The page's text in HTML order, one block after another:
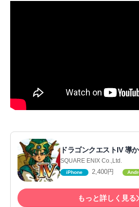
ドラゴンクエストIV 導
SQUARE ENIX Co.,Ltd.
iPhone 2,400円
もっと詳しく見る